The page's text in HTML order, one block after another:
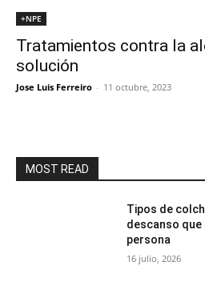
+NPE
Tratamientos contra la
solución
Jose Luis Ferreiro - 11 octubre, 2023
MOST READ
Tipos de
descanso que
persona
16 julio, 2026